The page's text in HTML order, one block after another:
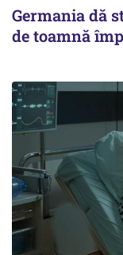
Germania dă
de toamnă